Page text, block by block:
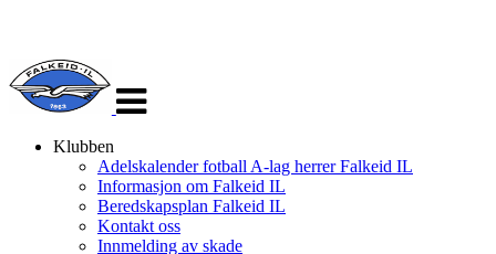
navigasjon
Klubben
Adelskalender fotball A-lag herrer Falkeid IL
Informasjon om Falkeid IL
Beredskapsplan Falkeid IL
Kontakt oss
Innmelding av skade